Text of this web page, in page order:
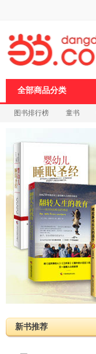
全部商品分类
图书排行榜 童书
新书推荐
页
键